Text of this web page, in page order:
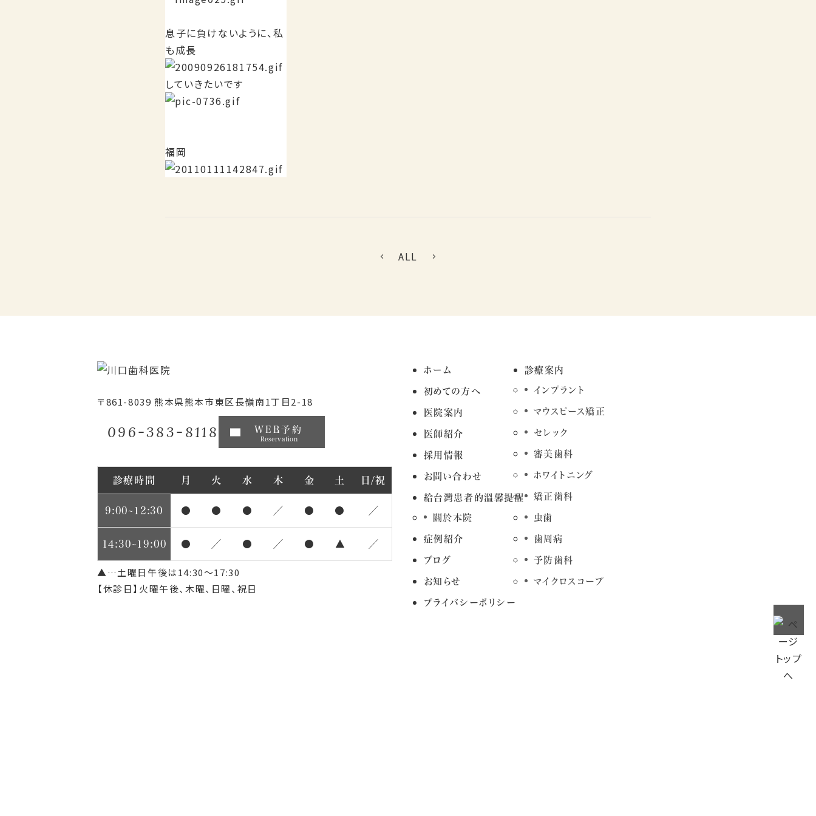
息子に負けないように、私
も成長
していきたいです
福岡
ALL
〒861-8039 熊本県熊本市東区長嶺南1丁目2-18
096-383-8118 WEB予約
Reservation
診療時間 月 火 水 木 金 土 日/祝
9:00~12:30 ● ● ● ／ ● ● ／
14:30~19:00 ● ／ ● ／ ● ▲ ／
▲…土曜日午後は14:30～17:30
【休診日】火曜午後、木曜、日曜、祝日
ホーム
初めての方へ
医院案内
医師紹介
採用情報
お問い合わせ
給台灣患者的溫馨提醒
關於本院
症例紹介
ブログ
お知らせ
プライバシーポリシー
診療案内
インプラント
マウスピース矯正
セレック
審美歯科
ホワイトニング
矯正歯科
虫歯
歯周病
予防歯科
マイクロスコープ